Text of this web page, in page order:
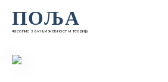
ПОЉА
часопис за књижевност и теорију